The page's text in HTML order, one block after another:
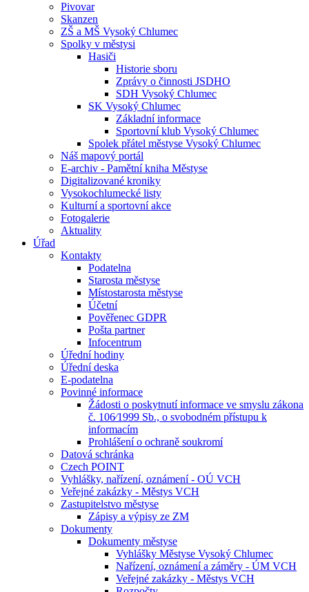
Pivovar
Skanzen
ZŠ a MŠ Vysoký Chlumec
Spolky v městysi
Hasiči
Historie sboru
Zprávy o činnosti JSDHO
SDH Vysoký Chlumec
SK Vysoký Chlumec
Základní informace
Sportovní klub Vysoký Chlumec
Spolek přátel městyse Vysoký Chlumec
Náš mapový portál
E-archiv - Pamětní kniha Městyse
Digitalizované kroniky
Vysokochlumecké listy
Kulturní a sportovní akce
Fotogalerie
Aktuality
Úřad
Kontakty
Podatelna
Starosta městyse
Místostarosta městyse
Účetní
Pověřenec GDPR
Pošta partner
Infocentrum
Úřední hodiny
Úřední deska
E-podatelna
Povinné informace
Žádosti o poskytnutí informace ve smyslu zákona
č. 106⁄1999 Sb., o svobodném přístupu k
informacím
Prohlášení o ochraně soukromí
Datová schránka
Czech POINT
Vyhlášky, nařízení, oznámení - OÚ VCH
Veřejné zakázky - Městys VCH
Zastupitelstvo městyse
Zápisy a výpisy ze ZM
Dokumenty
Dokumenty městyse
Vyhlášky Městyse Vysoký Chlumec
Nařízení, oznámení a záměry - ÚM VCH
Veřejné zakázky - Městys VCH